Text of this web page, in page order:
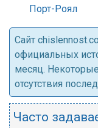
Порт-Роял
Cайт
официальных
месяц.
отсутствия
Часто